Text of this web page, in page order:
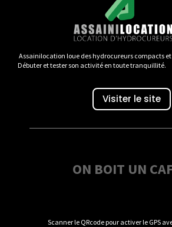
Assainilocation loue des hydrocureurs compacts et
Débuter et tester son activité en toute tranquillité.
Visiter le site
ON BOIT UN
Scanner le QRcode pour activer le GPS